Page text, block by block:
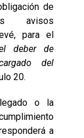
de
avisos
para el
deber de
del
20.
o la
a